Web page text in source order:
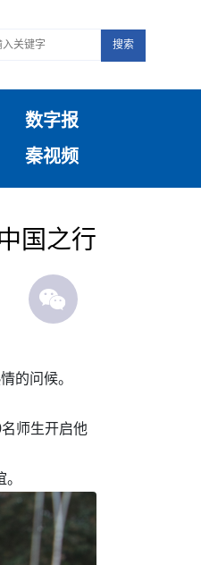
搜索
数字报
秦视频
国之行
的问候。
师生开启他